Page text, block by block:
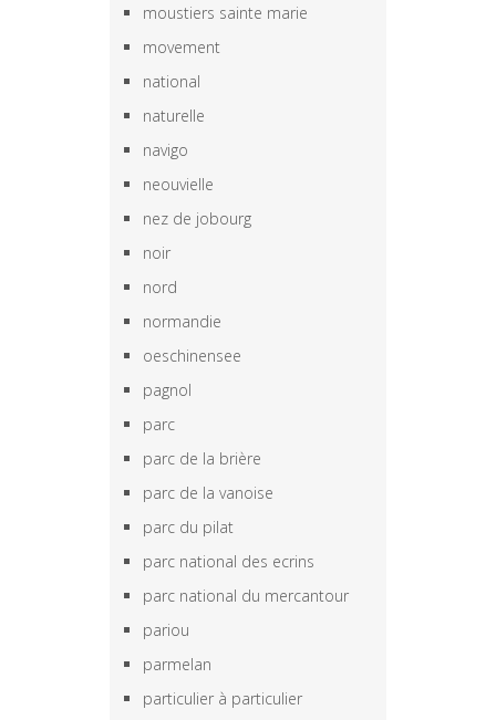
moustiers sainte marie
movement
national
naturelle
navigo
neouvielle
nez de jobourg
noir
nord
normandie
oeschinensee
pagnol
parc
parc de la brière
parc de la vanoise
parc du pilat
parc national des ecrins
parc national du mercantour
pariou
parmelan
particulier à particulier